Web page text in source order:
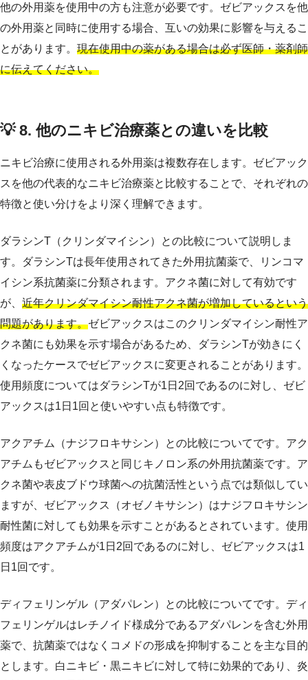
他の外用薬を使用中の方も注意が必要です。ゼビアックスを他
の外用薬と同時に使用する場合、互いの効果に影響を与えるこ
とがあります。 現在使用中の薬がある場合は必ず医師・薬剤師
に伝えてください。
💡 8. 他のニキビ治療薬との違いを比較
ニキビ治療に使用される外用薬は複数存在します。ゼビアック
スを他の代表的なニキビ治療薬と比較することで、それぞれの
特徴と使い分けをより深く理解できます。
ダラシンT（クリンダマイシン）との比較について説明しま
す。ダラシンTは長年使用されてきた外用抗菌薬で、リンコマ
イシン系抗菌薬に分類されます。アクネ菌に対して有効です
が、 近年クリンダマイシン耐性アクネ菌が増加しているという
問題があります。ゼビアックスはこのクリンダマイシン耐性ア
クネ菌にも効果を示す場合があるため、ダラシンTが効きにく
くなったケースでゼビアックスに変更されることがあります。
使用頻度についてはダラシンTが1日2回であるのに対し、ゼビ
アックスは1日1回と使いやすい点も特徴です。
アクアチム（ナジフロキサシン）との比較についてです。アク
アチムもゼビアックスと同じキノロン系の外用抗菌薬です。ア
クネ菌や表皮ブドウ球菌への抗菌活性という点では類似してい
ますが、ゼビアックス（オゼノキサシン）はナジフロキサシン
耐性菌に対しても効果を示すことがあるとされています。使用
頻度はアクアチムが1日2回であるのに対し、ゼビアックスは1
日1回です。
ディフェリンゲル（アダパレン）との比較についてです。ディ
フェリンゲルはレチノイド様成分であるアダパレンを含む外用
薬で、抗菌薬ではなくコメドの形成を抑制することを主な目的
とします。白ニキビ・黒ニキビに対して特に効果的であり、炎